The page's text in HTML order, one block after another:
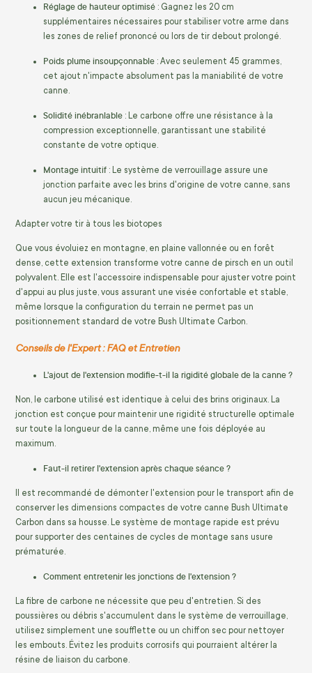
Réglage de hauteur optimisé : Gagnez les 20 cm
supplémentaires nécessaires pour stabiliser votre arme dans
les zones de relief prononcé ou lors de tir debout prolongé.
Poids plume insoupçonnable : Avec seulement 45 grammes,
cet ajout n'impacte absolument pas la maniabilité de votre
canne.
Solidité inébranlable : Le carbone offre une résistance à la
compression exceptionnelle, garantissant une stabilité
constante de votre optique.
Montage intuitif : Le système de verrouillage assure une
jonction parfaite avec les brins d'origine de votre canne, sans
aucun jeu mécanique.
Adapter votre tir à tous les biotopes
Que vous évoluiez en montagne, en plaine vallonnée ou en forêt
dense, cette extension transforme votre canne de pirsch en un outil
polyvalent. Elle est l'accessoire indispensable pour ajuster votre point
d'appui au plus juste, vous assurant une visée confortable et stable,
même lorsque la configuration du terrain ne permet pas un
positionnement standard de votre Bush Ultimate Carbon.
Conseils de l'Expert : FAQ et Entretien
L'ajout de l'extension modifie-t-il la rigidité globale de la canne ?
Non, le carbone utilisé est identique à celui des brins originaux. La
jonction est conçue pour maintenir une rigidité structurelle optimale
sur toute la longueur de la canne, même une fois déployée au
maximum.
Faut-il retirer l'extension après chaque séance ?
Il est recommandé de démonter l'extension pour le transport afin de
conserver les dimensions compactes de votre canne Bush Ultimate
Carbon dans sa housse. Le système de montage rapide est prévu
pour supporter des centaines de cycles de montage sans usure
prématurée.
Comment entretenir les jonctions de l'extension ?
La fibre de carbone ne nécessite que peu d'entretien. Si des
poussières ou débris s'accumulent dans le système de verrouillage,
utilisez simplement une soufflette ou un chiffon sec pour nettoyer
les embouts. Évitez les produits corrosifs qui pourraient altérer la
résine de liaison du carbone.